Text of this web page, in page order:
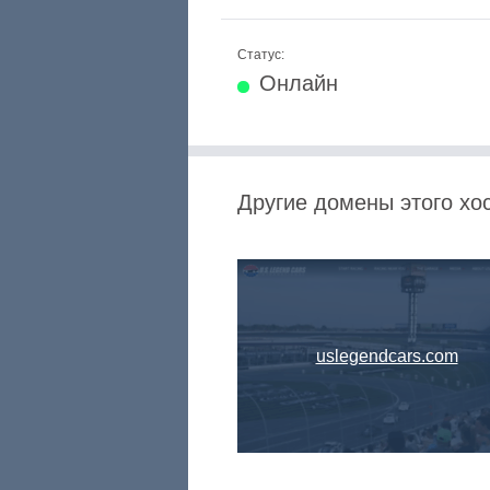
Статус:
Онлайн
Другие домены этого
uslegendcars.com